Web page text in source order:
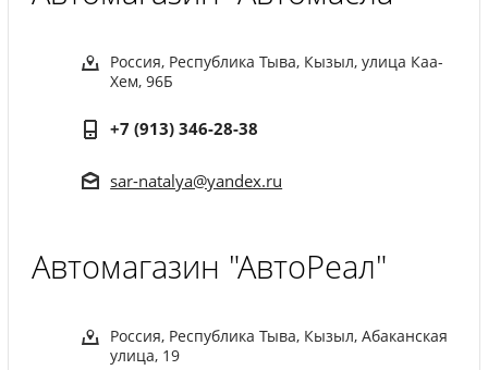
Россия, Республика Тыва, Кызыл, улица Каа-
Хем, 96Б
+7 (913) 346-28-38
sar-natalya@yandex.ru
Автомагазин "АвтоРеал"
Россия, Республика Тыва, Кызыл, Абаканская
улица, 19